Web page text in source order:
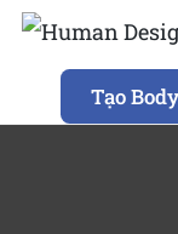
Tạo